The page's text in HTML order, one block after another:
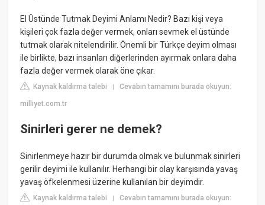
El Üstünde Tutmak Deyimi Anlamı Nedir? Bazı kişi veya
kişileri çok fazla değer vermek, onları sevmek el üstünde
tutmak olarak nitelendirilir. Önemli bir Türkçe deyim olması
ile birlikte, bazı insanları diğerlerinden ayırmak onlara daha
fazla değer vermek olarak öne çıkar.
Kaynak kaldırma talebi |Cevabın tamamını burada okuyun:
milliyet.com.tr
Sinirleri gerer ne demek?
Sinirlenmeye hazır bir durumda olmak ve bulunmak sinirleri
gerilir deyimi ile kullanılır. Herhangi bir olay karşısında yavaş
yavaş öfkelenmesi üzerine kullanılan bir deyimdir.
Kaynak kaldırma talebi |Cevabın tamamını burada okuyun: